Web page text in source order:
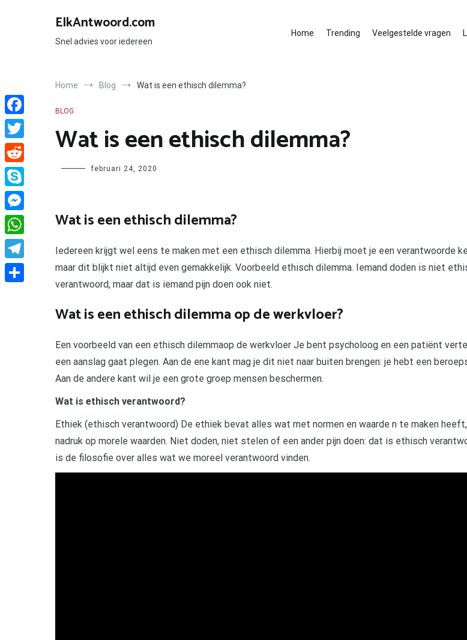
ElkAntwoord.com
Snel advies voor iedereen
Home Trending Veelgestelde vragen
Home Blog Wat is een ethisch dilemma?
BLOG
Wat is een ethisch dilemma?
Author februari 24, 2020
Wat is een ethisch dilemma?
Iedereen krijgt wel eens te maken met een ethisch dilemma. Hierbij moet je een verantwoorde
maar dit blijkt niet altijd even gemakkelijk. Voorbeeld ethisch dilemma. Iemand doden is niet
verantwoord, maar dat is iemand pijn doen ook niet.
Wat is een ethisch dilemma op de werkvloer?
Een voorbeeld van een ethisch dilemmaop de werkvloer Je bent psycholoog en een patiënt
een aanslag gaat plegen. Aan de ene kant mag je dit niet naar buiten brengen: je hebt een
Aan de andere kant wil je een grote groep mensen beschermen.
Wat is ethisch verantwoord?
Ethiek (ethisch verantwoord) De ethiek bevat alles wat met normen en waarde n te maken
nadruk op morele waarden. Niet doden, niet stelen of een ander pijn doen: dat is ethisch
is de filosofie over alles wat we moreel verantwoord vinden.
Facebook
Twitter
Reddit
Skype
Messenger
WhatsApp
Telegram